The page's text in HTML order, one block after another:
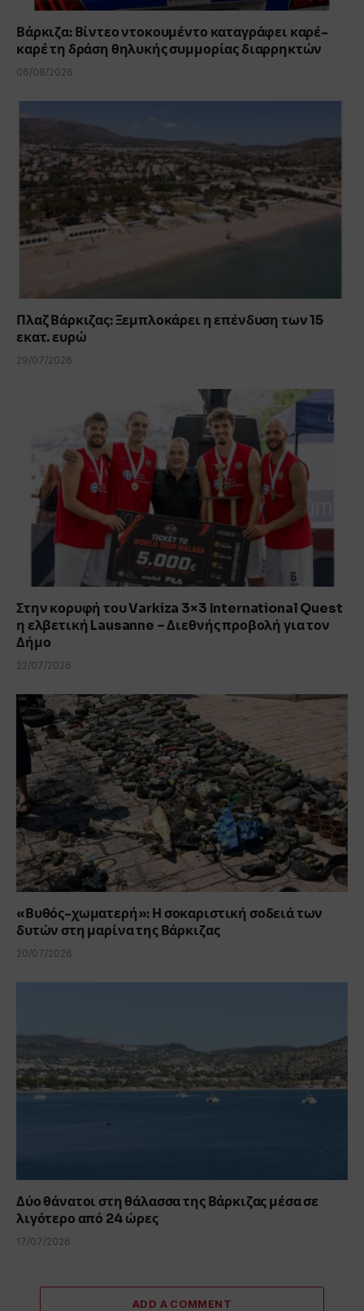
Βάρκιζα: Βίντεο ντοκουμέντο καταγράφει καρέ-
καρέ τη δράση θηλυκής συμμορίας διαρρηκτών
06/08/2026
Πλαζ Βάρκιζας: Ξεμπλοκάρει η επένδυση των 15
εκατ. ευρώ
29/07/2026
Στην κορυφή του Varkiza 3×3 International Quest
η ελβετική Lausanne – Διεθνής προβολή για τον
Δήμο
22/07/2026
«Βυθός-χωματερή»: Η σοκαριστική σοδειά των
δυτών στη μαρίνα της Βάρκιζας
20/07/2026
Δύο θάνατοι στη θάλασσα της Βάρκιζας μέσα σε
λιγότερο από 24 ώρες
17/07/2026
ADD A COMMENT